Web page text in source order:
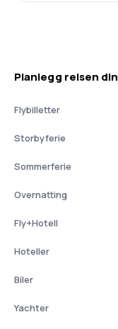
Planlegg reisen din
Flybilletter
Storbyferie
Sommerferie
Overnatting
Fly+Hotell
Hoteller
Biler
Yachter